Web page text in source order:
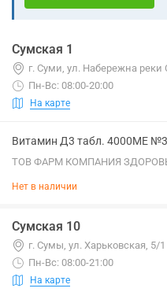
Сумская 1
г. Суми, ул. Набережна реки
Пн-Вс: 08:00-20:00
На карте
Витамин Д3 табл. 4000МЕ
ТОВ ФАРМ КОМПАНИЯ
Нет в наличии
Сумская 10
г. Сумы, ул. Харьковская, 5/1
Пн-Вс: 08:00-21:00
На карте